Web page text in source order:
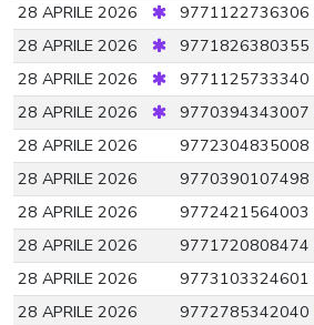
28 APRILE 2026
9771122736306
28 APRILE 2026
9771826380355
28 APRILE 2026
9771125733340
28 APRILE 2026
9770394343007
28 APRILE 2026
9772304835008
28 APRILE 2026
9770390107498
28 APRILE 2026
9772421564003
28 APRILE 2026
9771720808474
28 APRILE 2026
9773103324601
28 APRILE 2026
9772785342040